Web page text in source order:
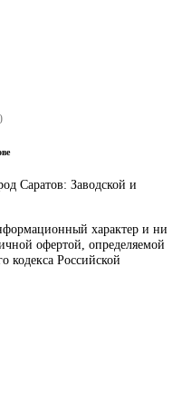
Саратов: Заводской и
характер и ни
офертой, определяемой
кодекса Российской